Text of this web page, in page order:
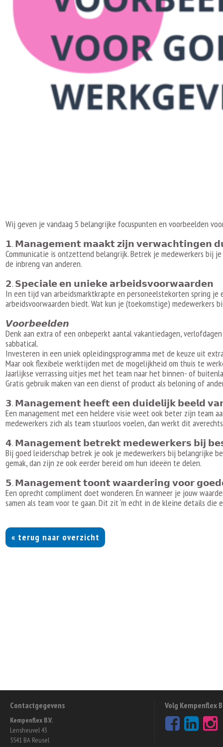
Wij geven je vandaag 5 belangrijke focuspunten en voorbeelden
𝟭. 𝗠𝗮𝗻𝗮𝗴𝗲𝗺𝗲𝗻𝘁 𝗺𝗮𝗮𝗸𝘁 𝘇𝗶𝗷𝗻 𝘃𝗲𝗿𝘄𝗮𝗰𝗵𝘁𝗶𝗻𝗴𝗲𝗻
Communicatie is ontzettend belangrijk. Betrek je medewerkers bij
de inbreng van anderen.
𝟮. 𝗦𝗽𝗲𝗰𝗶𝗮𝗹𝗲 𝗲𝗻 𝘂𝗻𝗶𝗲𝗸𝗲 𝗮𝗿𝗯𝗲𝗶𝗱𝘀𝘃𝗼𝗼𝗿𝘄𝗮𝗮𝗿𝗱𝗲𝗻
In een tijd van arbeidsmarktkrapte en personeelstekorten spring
arbeidsvoorwaarden biedt. Wat kun je (toekomstige) medewerkers
𝙑𝙤𝙤𝙧𝙗𝙚𝙚𝙡𝙙𝙚𝙣
Denk aan extra of een onbeperkt aantal vakantiedagen,
sabbatical.
Investeren in een uniek opleidingsprogramma met de keuze uit
Maar ook flexibele werktijden met de mogelijkheid om thuis te
Jaarlijkse verrassing uitjes met het team naar het binnen- of
Gratis gebruik maken van een dienst of product als beloning of
𝟯. 𝗠𝗮𝗻𝗮𝗴𝗲𝗺𝗲𝗻𝘁 𝗵𝗲𝗲𝗳𝘁 𝗲𝗲𝗻 𝗱𝘂𝗶𝗱𝗲𝗹𝗶𝗷𝗸 𝗯𝗲𝗲𝗹𝗱
Een management met een heldere visie weet ook beter zijn team
medewerkers zich als team stuurloos voelen, dan werkt dit
𝟰. 𝗠𝗮𝗻𝗮𝗴𝗲𝗺𝗲𝗻𝘁 𝗯𝗲𝘁𝗿𝗲𝗸𝘁 𝗺𝗲𝗱𝗲𝘄𝗲𝗿𝗸𝗲𝗿𝘀 𝗯𝗶𝗷
Bij goed leiderschap betrek je ook je medewerkers bij belangrijke
gemak, dan zijn ze ook eerder bereid om hun ideeën te delen.
𝟱. 𝗠𝗮𝗻𝗮𝗴𝗲𝗺𝗲𝗻𝘁 𝘁𝗼𝗼𝗻𝘁 𝘄𝗮𝗮𝗿𝗱𝗲𝗿𝗶𝗻𝗴 𝘃𝗼𝗼𝗿 𝗴𝗼𝗲𝗱𝗲
Een oprecht compliment doet wonderen. En wanneer je jouw
samen als team voor te gaan. Dit zit ‘m echt in de kleine details die
« terug naar overzicht
Contactgegevens
Kempenflex B.V.
Lensheuvel 43
5541 BA Reusel
Volg Kempenflex